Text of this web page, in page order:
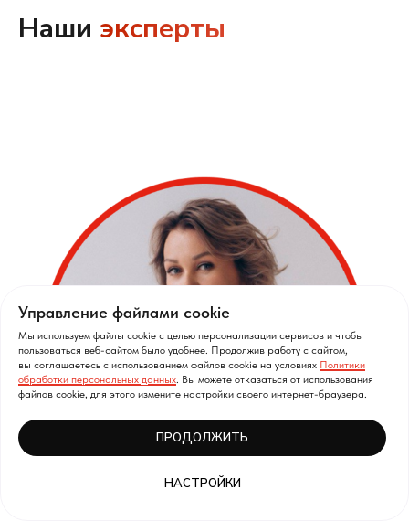
Управление файлами cookie
Мы используем файлы cookie с целью персонализации сервисов и чтобы
пользоваться веб-сайтом было удобнее. Продолжив работу с сайтом,
вы соглашаетесь с использованием файлов cookie на условиях Политики
обработки персональных данных. Вы можете отказаться от использования
файлов cookie, для этого измените настройки своего интернет-браузера.
ПРОДОЛЖИТЬ
НАСТРОЙКИ
Наши эксперты